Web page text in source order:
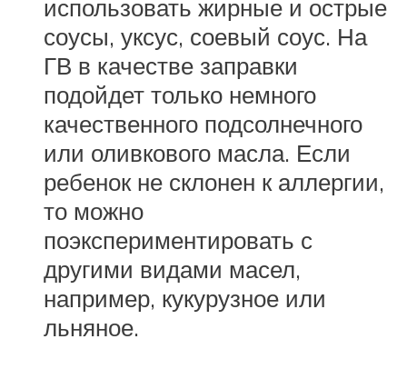
использовать жирные и острые
соусы, уксус, соевый соус. На
ГВ в качестве заправки
подойдет только немного
качественного подсолнечного
или оливкового масла. Если
ребенок не склонен к аллергии,
то можно
поэкспериментировать с
другими видами масел,
например, кукурузное или
льняное.